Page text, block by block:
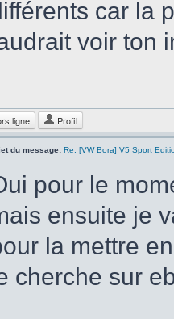
car la
voir ton
ligne Profil
du message: Re: [VW Bora] V5 Sport
pour le
ensuite je
la mettre
cherche sur